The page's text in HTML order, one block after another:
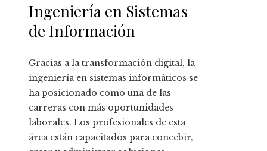
Ingeniería en Sistemas
de Información
Gracias a la transformación digital, la
ingeniería en sistemas informáticos se
ha posicionado como una de las
carreras con más oportunidades
laborales. Los profesionales de esta
área están capacitados para concebir,